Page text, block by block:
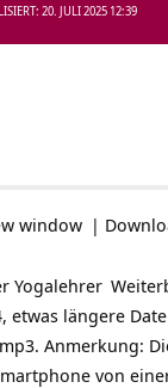
20. JULI 2025 12:39
window |
Yogalehrer
etwas längere
Anmerkung:
von